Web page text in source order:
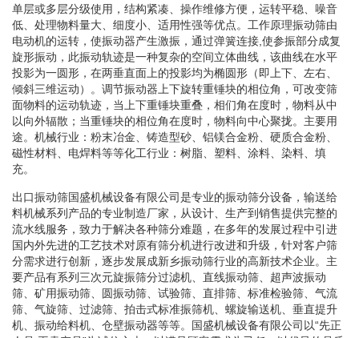
单层或多层分级使用，结构紧凑、操作维修方便，运转平稳、噪音
低、处理物料量大、细度小、适用性强等优点。工作原理振动筛由
电动机的运转，使振动器产生激振，通过弹簧连接,使参振部分成复
旋形振动，此振动轨迹是一种复杂的空间立体曲线，该曲线在水平
投影为一圆形，在两垂直面上的投影均为椭圆形（即上下、左右、
倾斜三维运动）。调节振动器上下旋转重锤块的相位角，可改变筛
面物料的运动轨迹，当上下重锤块重叠，相们角在度时，物料从中
以向外辐散；当重锤块的相位角在度时，物料向中心聚拢。主要用
途。机械行业：粉末冶金、铸造型砂、铝镁合金粉、硬质合金粉、
磁性材料、电焊料等等化工行业：树脂、塑料、涂料、染料、填
充。
出口振动筛国盛机械设备有限公司是专业的振动筛分设备，输送给
料机械系列产品的专业制造厂家，从设计、生产到销售提供完整的
流水线服务，致力于解决各种筛分难题，在多年的发展过程中引进
国内外先进的工艺技术对原有筛分机进行改进和升级，针对客户筛
分需求进行创新，逐步发展成新乡振动筛行业的高新技术企业。主
要产品有系列三次元旋振筛分过滤机、直线振动筛、超声波振动
筛、矿用振动筛、圆振动筛、试验筛、直排筛、标准检验筛、气流
筛、气旋筛、过滤筛、拍击式标准振筛机、螺旋输送机、垂直提升
机、振动给料机、仓壁振动器等等。国盛机械设备有限公司以“先正